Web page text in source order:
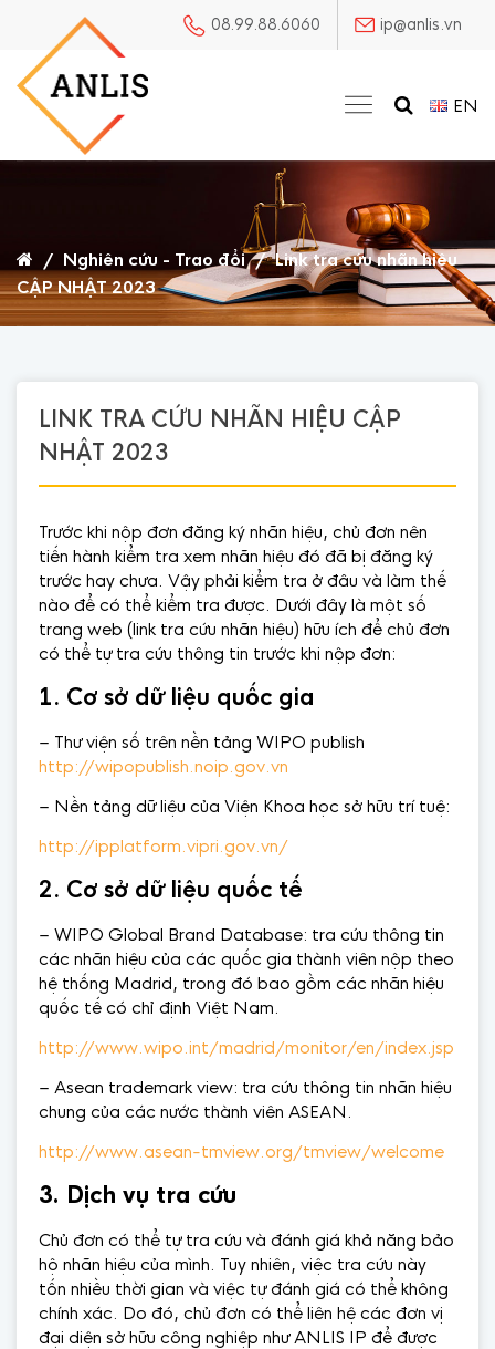
08.99.88.6060 ip@anlis.vn
EN
/ Nghiên cứu - Trao đổi / Link tra cứu nhãn hiệu
CẬP NHẬT 2023
LINK TRA CỨU NHÃN HIỆU CẬP
NHẬT 2023
Trước khi nộp đơn đăng ký nhãn hiệu, chủ đơn nên
tiến hành kiểm tra xem nhãn hiệu đó đã bị đăng ký
trước hay chưa. Vậy phải kiểm tra ở đâu và làm thế
nào để có thể kiểm tra được. Dưới đây là một số
trang web (link tra cứu nhãn hiệu) hữu ích để chủ đơn
có thể tự tra cứu thông tin trước khi nộp đơn:
1. Cơ sở dữ liệu quốc gia
– Thư viện số trên nền tảng WIPO publish
http://wipopublish.noip.gov.vn
– Nền tảng dữ liệu của Viện Khoa học sở hữu trí tuệ:
http://ipplatform.vipri.gov.vn/
2. Cơ sở dữ liệu quốc tế
– WIPO Global Brand Database: tra cứu thông tin
các nhãn hiệu của các quốc gia thành viên nộp theo
hệ thống Madrid, trong đó bao gồm các nhãn hiệu
quốc tế có chỉ định Việt Nam.
http://www.wipo.int/madrid/monitor/en/index.jsp
– Asean trademark view: tra cứu thông tin nhãn hiệu
chung của các nước thành viên ASEAN.
http://www.asean-tmview.org/tmview/welcome
3. Dịch vụ tra cứu
Chủ đơn có thể tự tra cứu và đánh giá khả năng bảo
hộ nhãn hiệu của mình. Tuy nhiên, việc tra cứu này
tốn nhiều thời gian và việc tự đánh giá có thể không
chính xác. Do đó, chủ đơn có thể liên hệ các đơn vị
đại diện sở hữu công nghiệp như ANLIS IP để được